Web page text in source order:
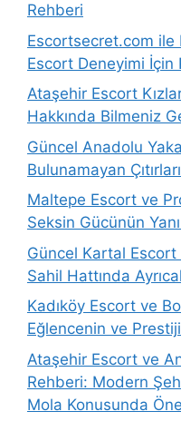
Rehberi
Escortsecret.com ile
Escort Deneyimi İçin
Ataşehir Escort
Hakkında Bilmeniz
Güncel Anadolu
Bulunamayan
Maltepe Escort ve
Seksin Gücünün
Güncel Kartal Escort
Sahil Hattında
Kadıköy Escort ve
Eğlencenin ve
Ataşehir Escort ve
Rehberi: Modern
Mola Konusunda